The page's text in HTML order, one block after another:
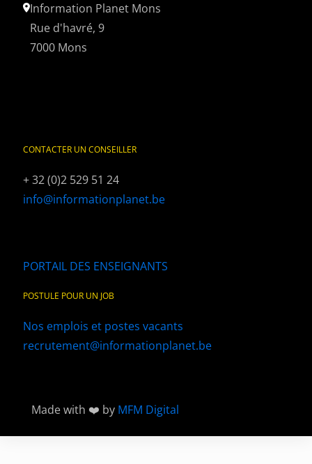
Information Planet Mons
Rue d'havré, 9
7000 Mons
CONTACTER UN CONSEILLER
+ 32 (0)2 529 51 24
info@informationplanet.be
PORTAIL DES ENSEIGNANTS
POSTULE POUR UN JOB
Nos emplois et postes vacants
recrutement@informationplanet.be
Made with ❤️ by MFM Digital